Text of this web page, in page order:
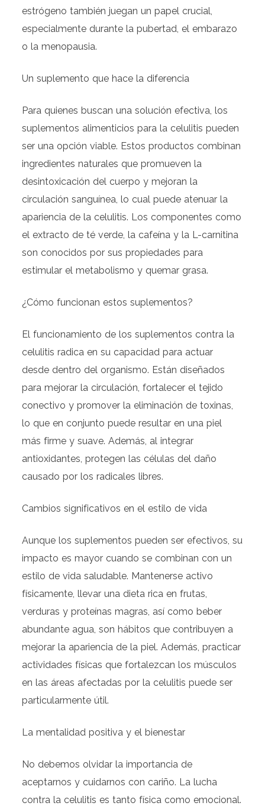
estrógeno también juegan un papel crucial,
especialmente durante la pubertad, el embarazo
o la menopausia.
Un suplemento que hace la diferencia
Para quienes buscan una solución efectiva, los
suplementos alimenticios para la celulitis pueden
ser una opción viable. Estos productos combinan
ingredientes naturales que promueven la
desintoxicación del cuerpo y mejoran la
circulación sanguínea, lo cual puede atenuar la
apariencia de la celulitis. Los componentes como
el extracto de té verde, la cafeína y la L-carnitina
son conocidos por sus propiedades para
estimular el metabolismo y quemar grasa.
¿Cómo funcionan estos suplementos?
El funcionamiento de los suplementos contra la
celulitis radica en su capacidad para actuar
desde dentro del organismo. Están diseñados
para mejorar la circulación, fortalecer el tejido
conectivo y promover la eliminación de toxinas,
lo que en conjunto puede resultar en una piel
más firme y suave. Además, al integrar
antioxidantes, protegen las células del daño
causado por los radicales libres.
Cambios significativos en el estilo de vida
Aunque los suplementos pueden ser efectivos, su
impacto es mayor cuando se combinan con un
estilo de vida saludable. Mantenerse activo
físicamente, llevar una dieta rica en frutas,
verduras y proteínas magras, así como beber
abundante agua, son hábitos que contribuyen a
mejorar la apariencia de la piel. Además, practicar
actividades físicas que fortalezcan los músculos
en las áreas afectadas por la celulitis puede ser
particularmente útil.
La mentalidad positiva y el bienestar
No debemos olvidar la importancia de
aceptarnos y cuidarnos con cariño. La lucha
contra la celulitis es tanto física como emocional.